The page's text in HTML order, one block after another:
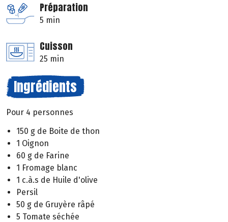
Préparation
5 min
Cuisson
25 min
Ingrédients
Pour 4 personnes
150 g de Boite de thon
1 Oignon
60 g de Farine
1 Fromage blanc
1 c.à.s de Huile d'olive
Persil
50 g de Gruyère râpé
5 Tomate séchée